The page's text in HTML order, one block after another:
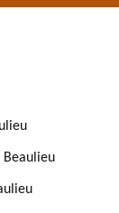
Beaulieu